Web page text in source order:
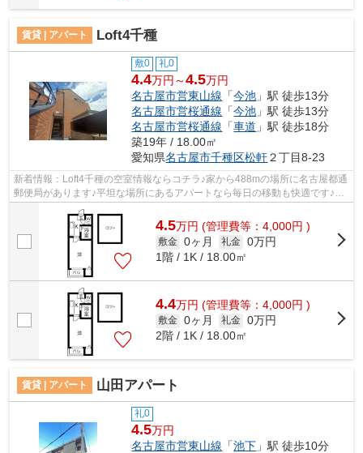
賃貸 | アパート Loft4千種
敷0 礼0
4.4万円～4.5万円
名古屋市営東山線 「今池 」駅 徒歩13分
名古屋市営桜通線 「今池 」駅 徒歩13分
名古屋市営桜通線 「車道 」駅 徒歩18分
築19年 / 18.00㎡
愛知県名古屋市千種区松軒２丁目8-23
新着情報：Loft4千種の空室情報ならコチラ♪家から488mの場所に名古屋都通
郵便局があります♪平坦な場所にあるアパートなら毎日の移動も快適です♪物
件の近くに駅が2つあるため、用途や行...
4.5万円 (管理費等：4,000円 )
敷金 0ヶ月 礼金 0万円
1階 / 1K / 18.00㎡
4.4万円 (管理費等：4,000円 )
敷金 0ヶ月 礼金 0万円
2階 / 1K / 18.00㎡
賃貸 | アパート 山田アパート
礼0
4.5万円
名古屋市営東山線 「池下 」駅 徒歩10分